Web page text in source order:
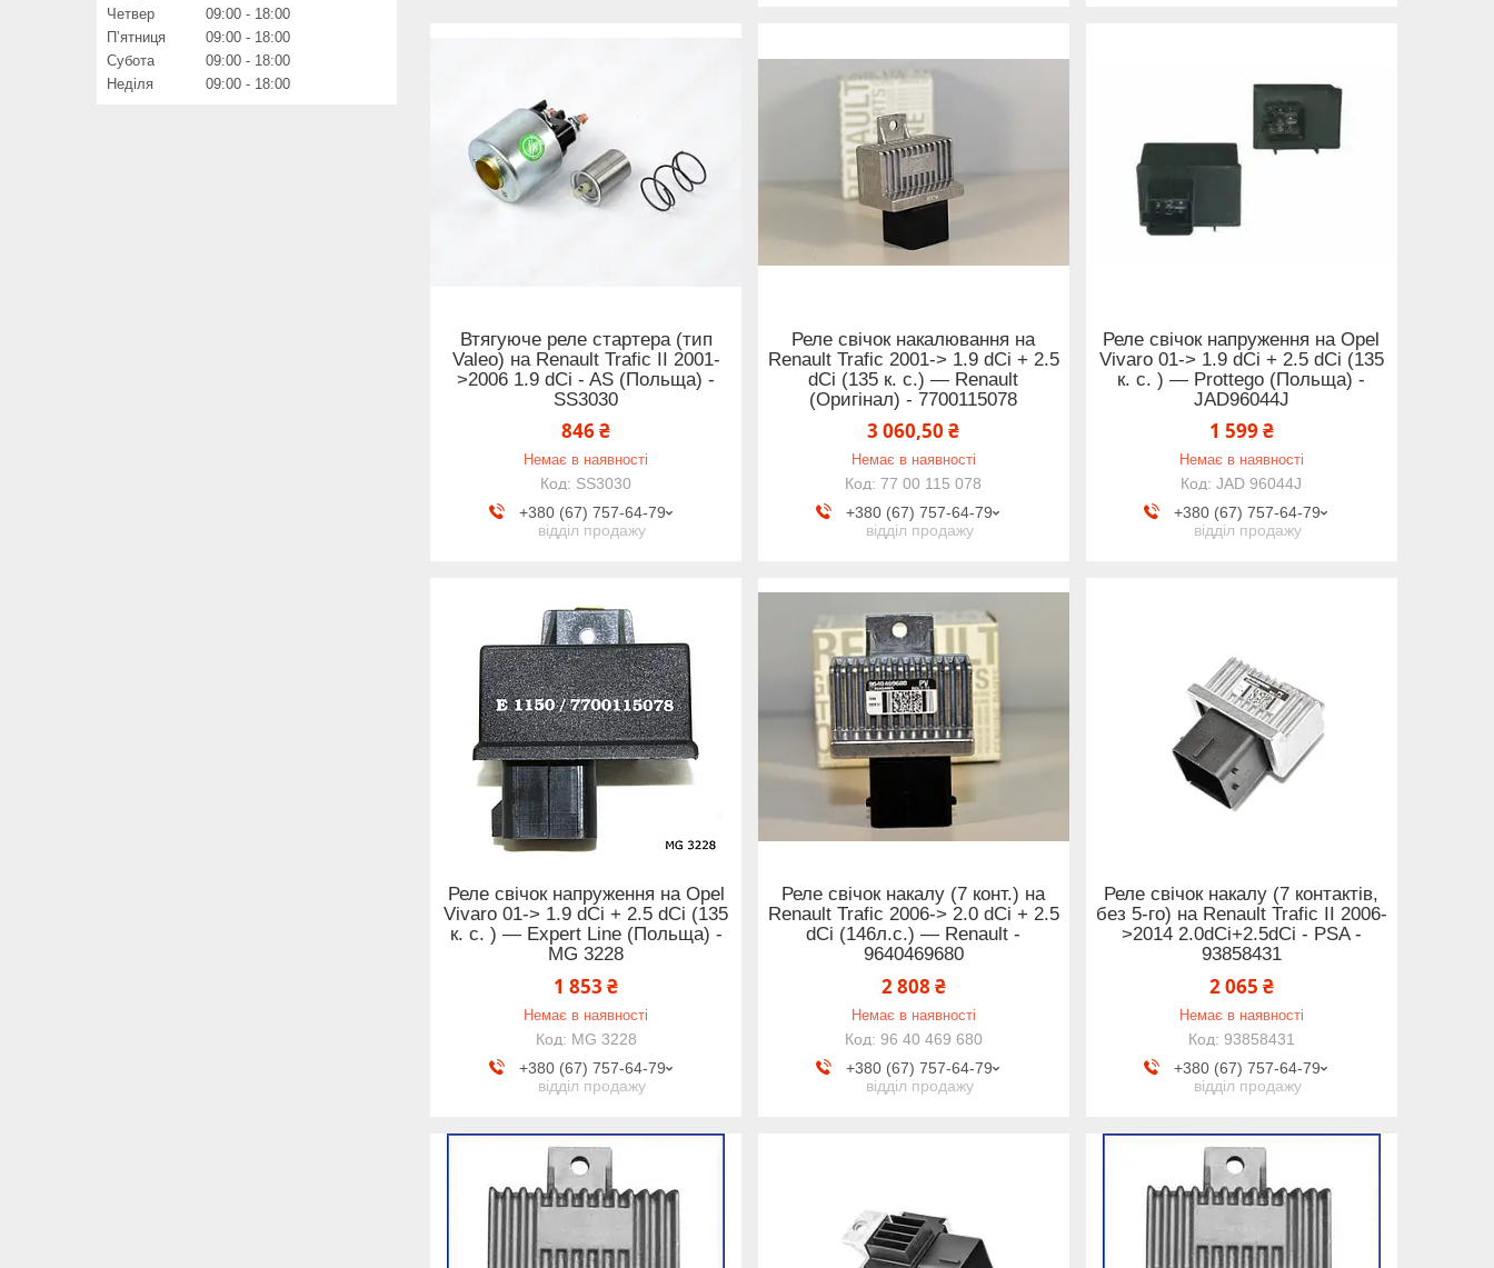
Втягуюче реле стартера (тип
Valeo) на Renault Trafic II 2001-
>2006 1.9 dCi - AS (Польща) -
SS3030
846 ₴
Немає в наявності
SS3030
+380 (67) 757-64-79
відділ продажу
Реле свічок накалювання на
Renault Trafic 2001-> 1.9 dCi + 2.5
dCi (135 к. с.) — Renault
(Оригінал) - 7700115078
3 060,50 ₴
Немає в наявності
77 00 115 078
+380 (67) 757-64-79
відділ продажу
Реле свічок напруження на Opel
Vivaro 01-> 1.9 dCi + 2.5 dCi (135
к. с. ) — Prottego (Польща) -
JAD96044J
1 599 ₴
Немає в наявності
JAD 96044J
+380 (67) 757-64-79
відділ продажу
Реле свічок напруження на Opel
Vivaro 01-> 1.9 dCi + 2.5 dCi (135
к. с. ) — Expert Line (Польща) -
MG 3228
1 853 ₴
Немає в наявності
MG 3228
+380 (67) 757-64-79
відділ продажу
Реле свічок накалу (7 конт.) на
Renault Trafic 2006-> 2.0 dCi + 2.5
dCi (146л.с.) — Renault -
9640469680
2 808 ₴
Немає в наявності
96 40 469 680
+380 (67) 757-64-79
відділ продажу
Реле свічок накалу (7 контактів,
без 5-го) на Renault Trafic II 2006-
>2014 2.0dCi+2.5dCi - PSA -
93858431
2 065 ₴
Немає в наявності
93858431
+380 (67) 757-64-79
відділ продажу
Четвер
09:00
18:00
Пʼятниця
09:00
18:00
Субота
09:00
18:00
Неділя
09:00 18:00